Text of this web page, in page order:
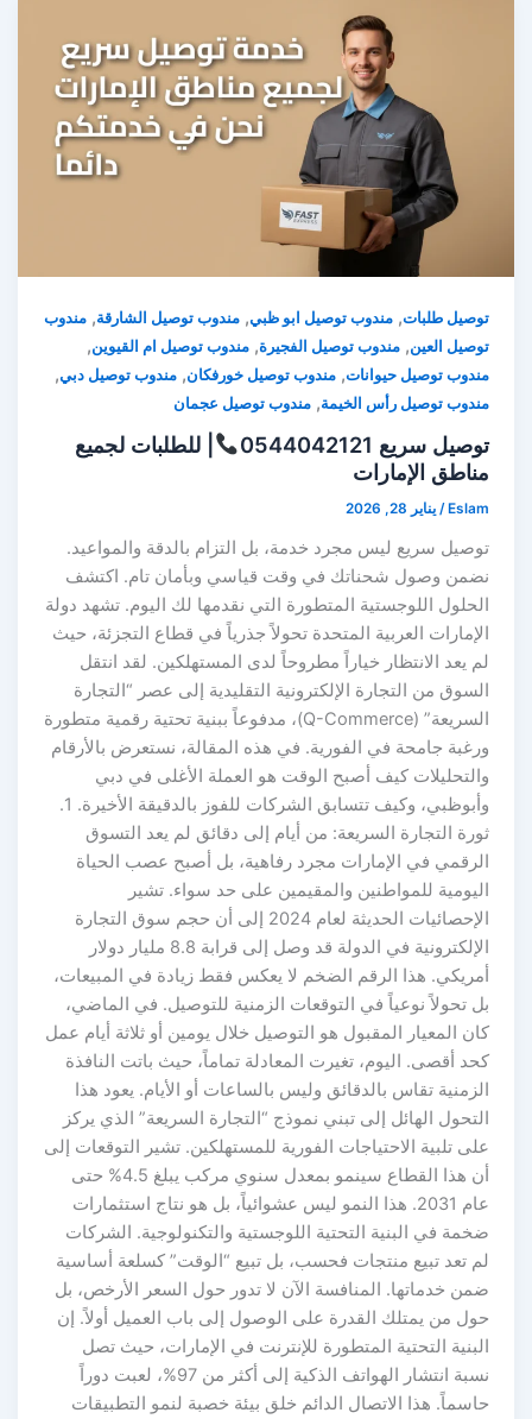
توصيل طلبات,مندوب توصيل ابو ظبي,مندوب توصيل الشارقة,مندوب
توصيل العين,مندوب توصيل الفجيرة,مندوب توصيل ام القيوين,
مندوب توصيل حيوانات,مندوب توصيل خورفكان,مندوب توصيل دبي,
مندوب توصيل رأس الخيمة,مندوب توصيل عجمان
توصيل سريع 0544042121
| للطلبات لجميع
مناطق الإمارات
Eslam
/يناير 28, 2026
توصيل سريع ليس مجرد خدمة، بل التزام بالدقة والمواعيد.
نضمن وصول شحناتك في وقت قياسي وبأمان تام. اكتشف
الحلول اللوجستية المتطورة التي نقدمها لك اليوم. تشهد دولة
الإمارات العربية المتحدة تحولاً جذرياً في قطاع التجزئة، حيث
لم يعد الانتظار خياراً مطروحاً لدى المستهلكين. لقد انتقل
السوق من التجارة الإلكترونية التقليدية إلى عصر “التجارة
السريعة” (Q-Commerce)، مدفوعاً ببنية تحتية رقمية متطورة
ورغبة جامحة في الفورية. في هذه المقالة، نستعرض بالأرقام
والتحليلات كيف أصبح الوقت هو العملة الأغلى في دبي
وأبوظبي، وكيف تتسابق الشركات للفوز بالدقيقة الأخيرة. 1.
ثورة التجارة السريعة: من أيام إلى دقائق لم يعد التسوق
الرقمي في الإمارات مجرد رفاهية، بل أصبح عصب الحياة
اليومية للمواطنين والمقيمين على حد سواء. تشير
الإحصائيات الحديثة لعام 2024 إلى أن حجم سوق التجارة
الإلكترونية في الدولة قد وصل إلى قرابة 8.8 مليار دولار
أمريكي. هذا الرقم الضخم لا يعكس فقط زيادة في المبيعات،
بل تحولاً نوعياً في التوقعات الزمنية للتوصيل. في الماضي،
كان المعيار المقبول هو التوصيل خلال يومين أو ثلاثة أيام عمل
كحد أقصى. اليوم، تغيرت المعادلة تماماً، حيث باتت النافذة
الزمنية تقاس بالدقائق وليس بالساعات أو الأيام. يعود هذا
التحول الهائل إلى تبني نموذج “التجارة السريعة” الذي يركز
على تلبية الاحتياجات الفورية للمستهلكين. تشير التوقعات إلى
أن هذا القطاع سينمو بمعدل سنوي مركب يبلغ 4.5% حتى
عام 2031. هذا النمو ليس عشوائياً، بل هو نتاج استثمارات
ضخمة في البنية التحتية اللوجستية والتكنولوجية. الشركات
لم تعد تبيع منتجات فحسب، بل تبيع “الوقت” كسلعة أساسية
ضمن خدماتها. المنافسة الآن لا تدور حول السعر الأرخص، بل
حول من يمتلك القدرة على الوصول إلى باب العميل أولاً. إن
البنية التحتية المتطورة للإنترنت في الإمارات، حيث تصل
نسبة انتشار الهواتف الذكية إلى أكثر من 97%، لعبت دوراً
حاسماً. هذا الاتصال الدائم خلق بيئة خصبة لنمو التطبيقات